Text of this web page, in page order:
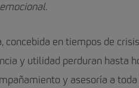
concebida en tiempos de
y utilidad perduran hasta
y asesoría a